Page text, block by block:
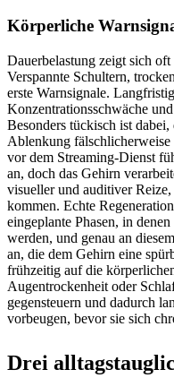
Körperliche
Dauerbelastung zeigt sich
Verspannte Schultern,
erste Warnsignale.
Konzentrationsschwäche
Besonders tückisch ist
Ablenkung
vor dem Streaming-Dienst
an, doch das Gehirn
visueller und auditiver
kommen. Echte
eingeplante Phasen, in
werden, und genau an
an, die dem Gehirn eine
frühzeitig auf die
Augentrockenheit oder
gegensteuern und dadurch
vorbeugen, bevor sie sich
Drei